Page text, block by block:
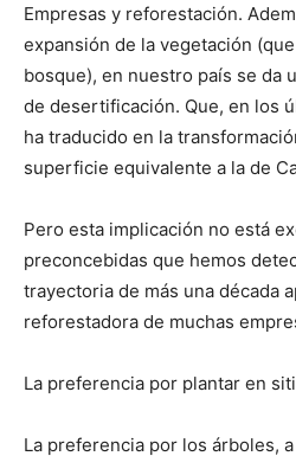
Empresas y reforestación.
expansión de la vegetación
bosque), en nuestro país se da
de desertificación. Que, en los
ha traducido en la
superficie equivalente a la de
Pero esta implicación no está
preconcebidas que hemos
trayectoria de más una década
reforestadora de muchas
La preferencia por plantar en
La preferencia por los árboles,